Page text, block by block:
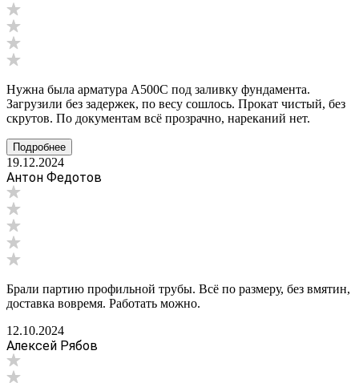
Нужна была арматура А500С под заливку фундамента.
Загрузили без задержек, по весу сошлось. Прокат чистый, без
скрутов. По документам всё прозрачно, нареканий нет.
Подробнее
19.12.2024
Антон Федотов
Брали партию профильной трубы. Всё по размеру, без вмятин,
доставка вовремя. Работать можно.
12.10.2024
Алексей Рябов